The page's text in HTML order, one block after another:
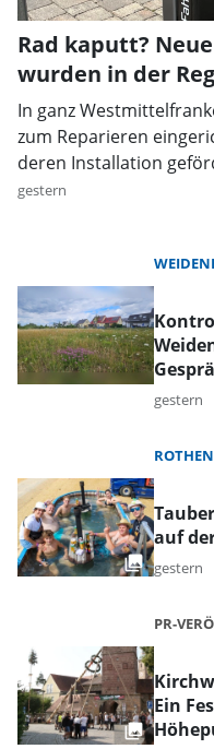
Rad kaputt?
wurden in der
In ganz
zum Reparieren
deren Installation
gestern
gestern
auf
gestern
PR-
Ein